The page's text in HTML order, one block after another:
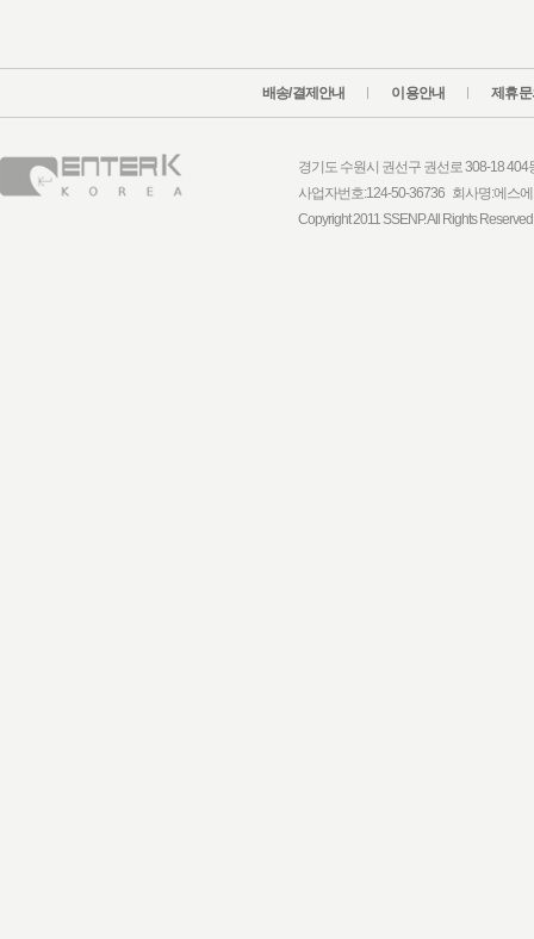
배송/결제안내 이용안내 제휴문
경기도 수원시 권선구 권선로 308-18
사업자번호:124-50-36736 회사명:에스
Copyright 2011 SSENP. All Rights Reserved